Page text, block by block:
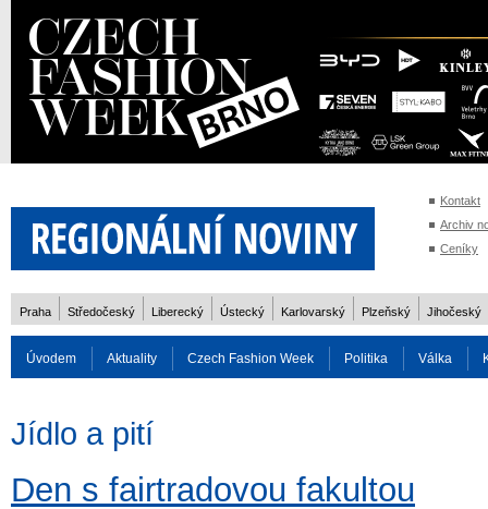
Kontakt
Archiv
Ceníky
Praha Středočeský Liberecký Ústecký Karlovarský Plzeňský Jihočeský
Úvodem Aktuality Czech Fashion Week Politika Válka
Jídlo a pití
Den s fairtradovou fakultou